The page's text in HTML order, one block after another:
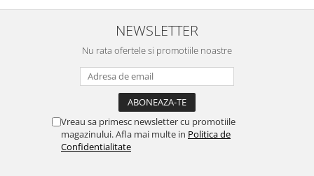
NEWSLETTER
Nu rata ofertele si promotiile noastre
Vreau sa primesc newsletter cu promotiile
magazinului. Afla mai multe in Politica de
Confidentialitate